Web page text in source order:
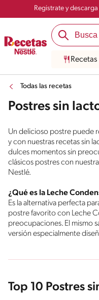
Registrate y
Recetas
Todas las recetas
Postres sin
Un delicioso postre puede
y con nuestras recetas sin
dulces momentos sin
clásicos postres con
Nestlé.
¿Qué es la Leche
Es la alternativa perfecta
postre favorito con Leche
preocupaciones. El mismo
versión especialmente
Top 10 Postres